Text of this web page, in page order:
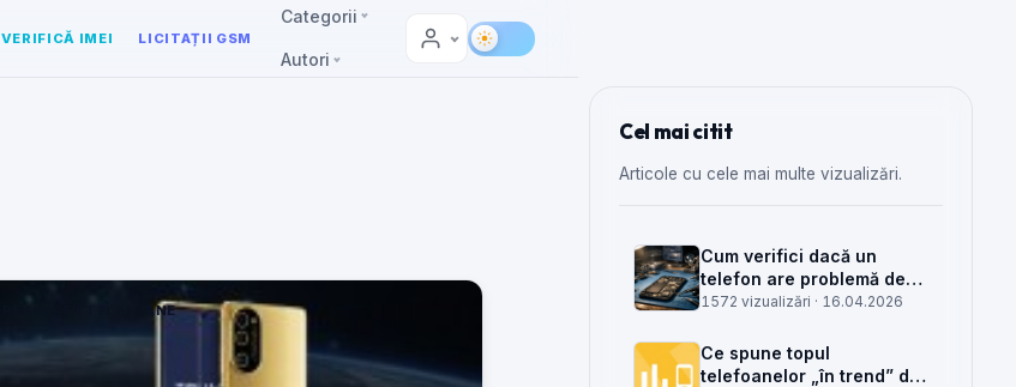
VERIFICĂ IMEI LICITAȚII GSM
Categorii
Autori
REPARAȚII TELEFOANE
Cel mai citit
Articole cu cele mai multe vizualizări.
Cum verifici dacă un
telefon are problemă de
semnal din antenă, din
rețea
1572 vizualizări · 16.04.2026
Ce spune topul
telefoanelor „în trend” din